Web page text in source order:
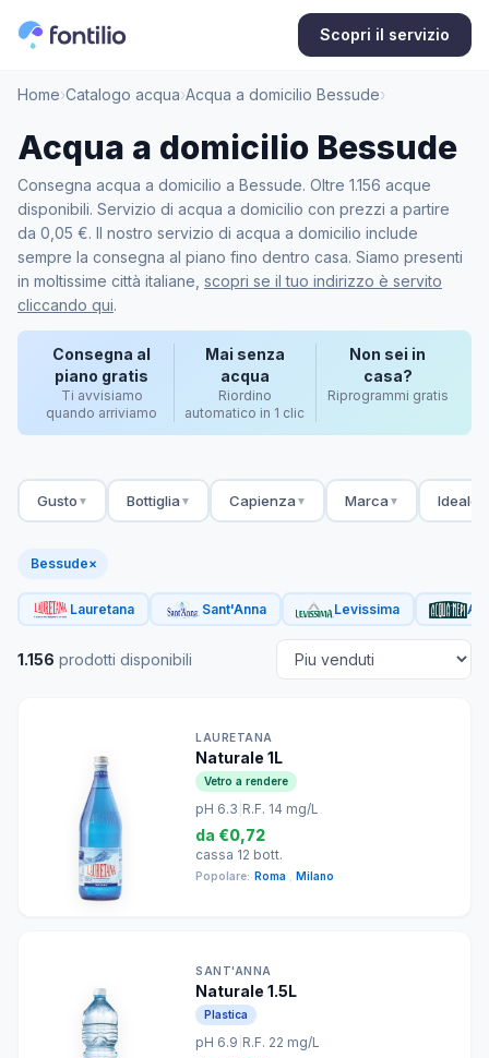
Scopri il servizio
Home›Catalogo acqua›Acqua a domicilio Bessude›
Acqua a domicilio Bessude
Consegna acqua a domicilio a Bessude. Oltre 1.156 acque
disponibili. Servizio di acqua a domicilio con prezzi a partire
da 0,05 €. Il nostro servizio di acqua a domicilio include
sempre la consegna al piano fino dentro casa. Siamo presenti
in moltissime città italiane, scopri se il tuo indirizzo è servito
cliccando qui.
Consegna al
piano gratis
Ti avvisiamo
quando arriviamo
Mai senza
acqua
Riordino
automatico in 1 clic
Non sei in
casa?
Riprogrammi gratis
Gusto ▼ Bottiglia ▼ Capienza ▼ Marca ▼ Ideale
Bessude×
Lauretana Sant'Anna Levissima
1.156 prodotti disponibili
LAURETANA
Naturale 1L
Vetro a rendere
pH 6.3 R.F. 14 mg/L
da €0,72
cassa 12 bott.
Popolare: Roma Milano
SANT'ANNA
Naturale 1.5L
Plastica
pH 6.9 R.F. 22 mg/L